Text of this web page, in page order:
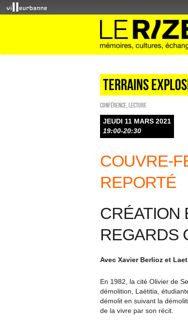
Terrains
Conférence Lecture
JEUDI 11 MARS 2021
19:00-20:30
COUVRE-
REPORTÉ
CRÉATION
REGARDS
Avec Xavier Berlioz et
En 1982, la cité Olivier de
démolition, Laëtitia,
démolit en suivant la
de la vivre par son récit.